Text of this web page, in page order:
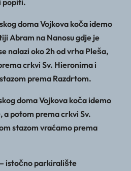
popiti.
doma Vojkova koča idemo
Abram na Nanosu gdje je
nalazi oko 2h od vrha Pleša,
crkvi Sv. Hieronima i
prema Razdrtom.
doma Vojkova koča idemo
a potom prema crkvi Sv.
stazom vraćamo prema
istočno parkiralište